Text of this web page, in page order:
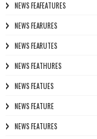
NEWS FEAFEATURES
NEWS FEARURES
NEWS FEARUTES
NEWS FEATHURES
NEWS FEATUES
NEWS FEATURE
NEWS FEATURES